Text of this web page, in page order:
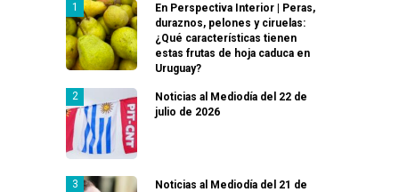
En Perspectiva Interior | Peras,
duraznos, pelones y ciruelas:
¿Qué características tienen
estas frutas de hoja caduca en
Uruguay?
Noticias al Mediodía del 22 de
julio de 2026
Noticias al Mediodía del 21 de